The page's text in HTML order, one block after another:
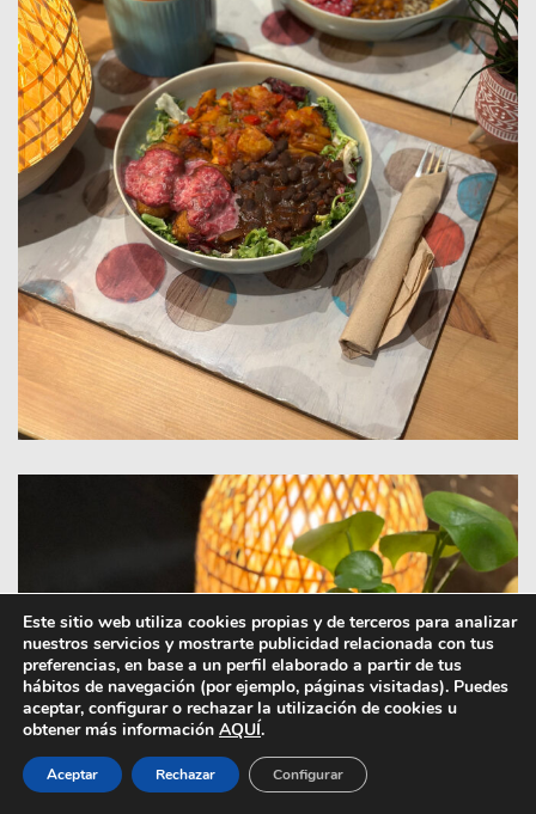
Este sitio web utiliza cookies propias y de terceros para analizar
nuestros servicios y mostrarte publicidad relacionada con tus
preferencias, en base a un perfil elaborado a partir de tus
hábitos de navegación (por ejemplo, páginas visitadas). Puedes
aceptar, configurar o rechazar la utilización de cookies u
obtener más información AQUÍ.
Aceptar Rechazar Configurar